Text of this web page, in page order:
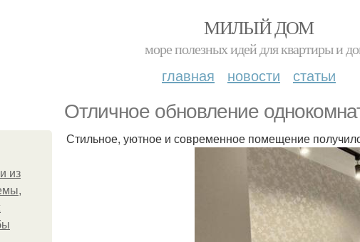
МИЛЫЙ ДОМ
море полезных идей для квартиры и
главная новости статьи
Отличное обновление
из
Стильное, уютное и современное помещение